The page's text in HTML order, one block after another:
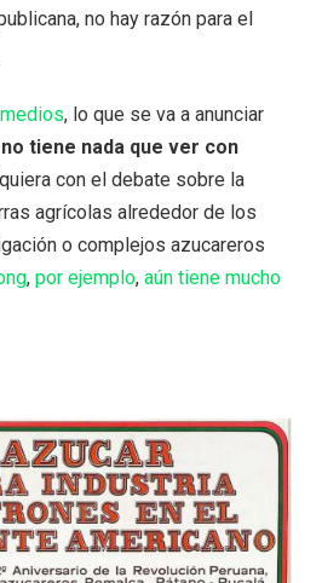
no hay razón para el
medios, lo que se va a anunciar
no tiene nada que ver con
con el debate sobre la
agrícolas alrededor de los
o complejos azucareros
, por ejemplo, aún tiene mucho